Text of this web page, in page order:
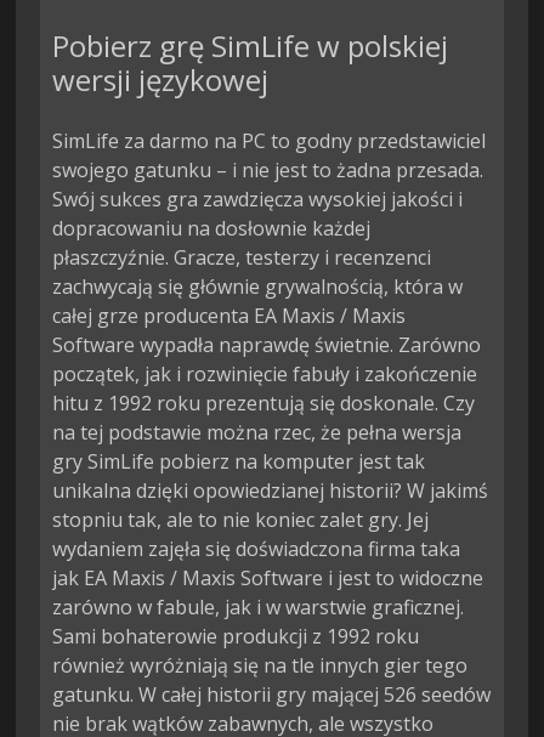
Pobierz grę SimLife w polskiej
wersji językowej
SimLife za darmo na PC to godny przedstawiciel
swojego gatunku – i nie jest to żadna przesada.
Swój sukces gra zawdzięcza wysokiej jakości i
dopracowaniu na dosłownie każdej
płaszczyźnie. Gracze, testerzy i recenzenci
zachwycają się głównie grywalnością, która w
całej grze producenta EA Maxis / Maxis
Software wypadła naprawdę świetnie. Zarówno
początek, jak i rozwinięcie fabuły i zakończenie
hitu z 1992 roku prezentują się doskonale. Czy
na tej podstawie można rzec, że pełna wersja
gry SimLife pobierz na komputer jest tak
unikalna dzięki opowiedzianej historii? W jakimś
stopniu tak, ale to nie koniec zalet gry. Jej
wydaniem zajęła się doświadczona firma taka
jak EA Maxis / Maxis Software i jest to widoczne
zarówno w fabule, jak i w warstwie graficznej.
Sami bohaterowie produkcji z 1992 roku
również wyróżniają się na tle innych gier tego
gatunku. W całej historii gry mającej 526 seedów
nie brak wątków zabawnych, ale wszystko